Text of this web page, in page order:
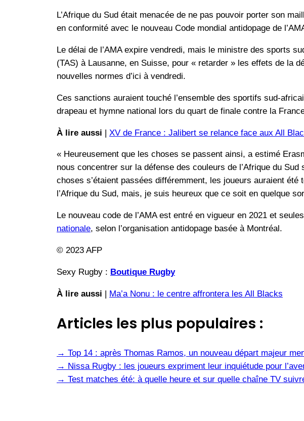
L’Afrique du Sud était menacée de ne pas pouvoir porter son
en conformité avec le nouveau Code mondial antidopage de
Le délai de l’AMA expire vendredi, mais le ministre des sports
(TAS) à Lausanne, en Suisse, pour « retarder » les effets de la
nouvelles normes d’ici à vendredi.
Ces sanctions auraient touché l’ensemble des sportifs sud-
drapeau et hymne national lors du quart de finale contre la
À lire aussi | XV de France : Jalibert se relance face aux All
« Heureusement que les choses se passent ainsi, a estimé
nous concentrer sur la défense des couleurs de l’Afrique du
choses s’étaient passées différemment, les joueurs auraient
l’Afrique du Sud, mais, je suis heureux que ce soit en quelque
Le nouveau code de l’AMA est entré en vigueur en 2021 et
nationale, selon l’organisation antidopage basée à Montréal.
© 2023 AFP
Sexy Rugby : Boutique Rugby
À lire aussi | Ma’a Nonu : le centre affrontera les All Blacks
Articles les plus populaires :
→ Top 14 : après Thomas Ramos, un nouveau départ majeur
→ Nissa Rugby : les joueurs expriment leur inquiétude pour
→ Test matches été: à quelle heure et sur quelle chaîne TV